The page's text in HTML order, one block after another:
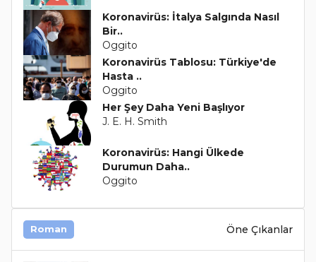
Koronavirüs: İtalya Salgında Nasıl
Bir..
Oggito
Koronavirüs Tablosu: Türkiye'de
Hasta ..
Oggito
Her Şey Daha Yeni Başlıyor
J. E. H. Smith
Koronavirüs: Hangi Ülkede
Durumun Daha..
Oggito
Roman Öne Çıkanlar